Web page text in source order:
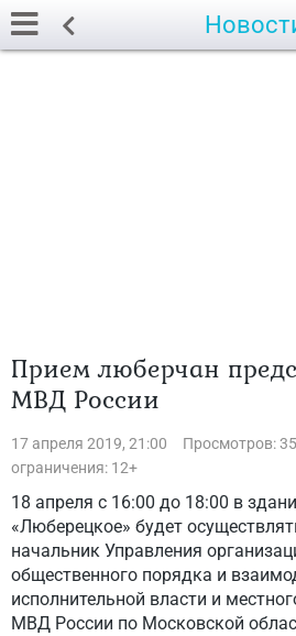
Прием люберчан
МВД России
17 апреля 2019, 21:00
Просмотров:
ограничения: 12+
18 апреля с 16:00 до 18:00 в
«Люберецкое» будет
начальник Управления
общественного порядка и
исполнительной власти и
МВД России по Московской